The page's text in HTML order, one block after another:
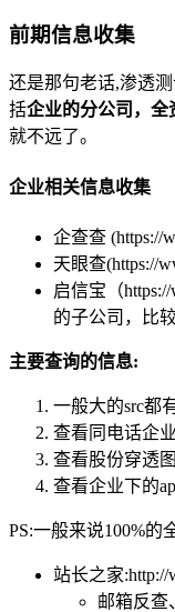
前期信息收集
还是那句老话,渗透
括企业的分公司，全
就不远了。
企业相关信息收集
企查查 (https://
天眼查(https://
启信宝（
的子公司，比较
主要查询的信息:
一般大的src都
查看同电话企
查看股份穿透
查看企业下的
PS:一般来说100%的
站长之家:http://
邮箱反查